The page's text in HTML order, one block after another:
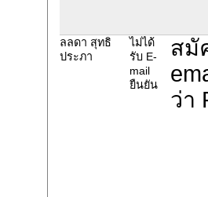
ลลดา สุทธิ
ประภา
ไม่ได้
รับ E-
mail
ยืนยัน
สมั
ว่า